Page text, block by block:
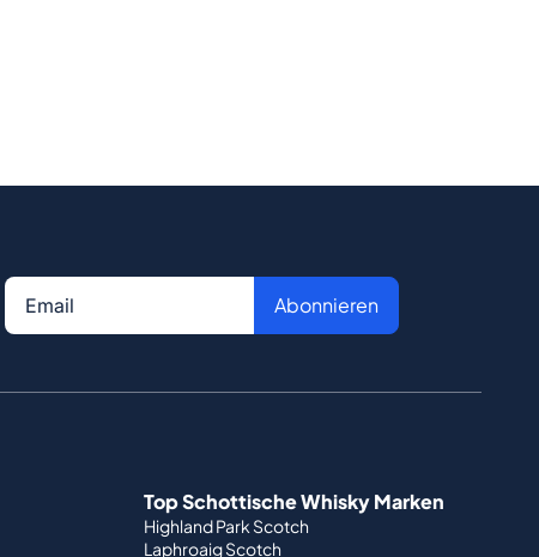
Abonnieren
Top Schottische Whisky Marken
Highland Park Scotch
Laphroaig Scotch